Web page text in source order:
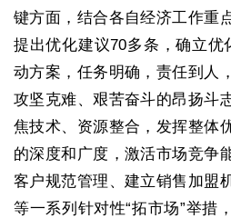
键方面，结合各自经济工作重
提出优化建议70多条，确立优
动方案，任务明确，责任到人
攻坚克难、艰苦奋斗的昂扬斗
焦技术、资源整合，发挥整体
的深度和广度，激活市场竞争
客户规范管理、建立销售加盟
等一系列针对性“拓市场”举措